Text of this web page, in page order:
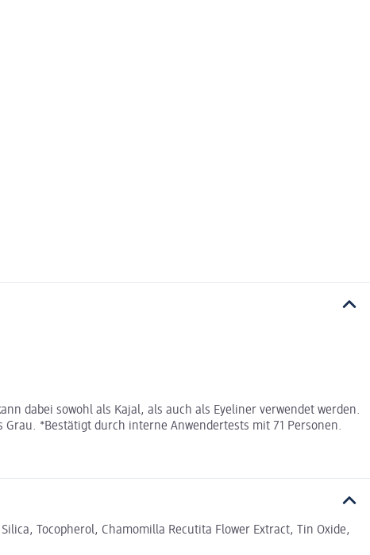
dabei sowohl als Kajal, als auch als Eyeliner verwendet werden.
*Bestätigt durch interne Anwendertests mit 71 Personen.
Tocopherol, Chamomilla Recutita Flower Extract, Tin Oxide,